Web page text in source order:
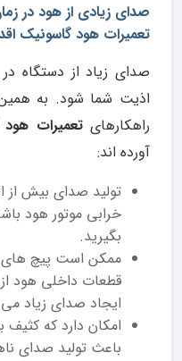
صدای زیادی از هود در
تعمیرات هود گاسونیک
صدای زیاد از دستگاه
اذیت شما شود. به همین
راهکارهای تعمیرات
آورده اند:
تولید صدای بیش از
خرابی موتور هود
بگیرید.
ممکن است پیچ های
قطعات داخلی هود
ایجاد صدای زیاد
امکان دارد که
باعث تولید صدای